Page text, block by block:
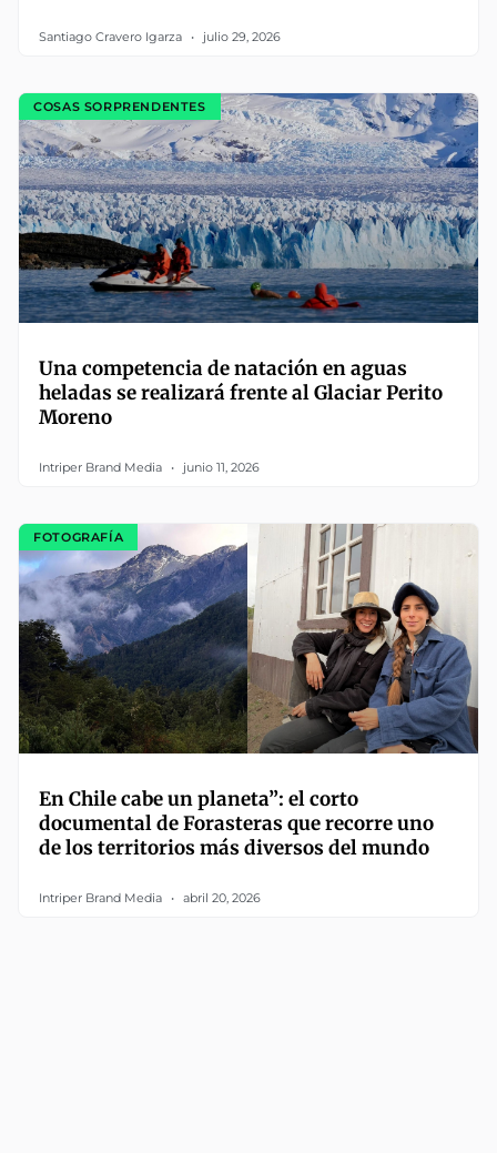
Santiago Cravero Igarza julio 29, 2026
COSAS SORPRENDENTES
Una competencia de natación en aguas
heladas se realizará frente al Glaciar Perito
Moreno
Intriper Brand Media junio 11, 2026
FOTOGRAFÍA
En Chile cabe un planeta”: el corto
documental de Forasteras que recorre uno
de los territorios más diversos del mundo
Intriper Brand Media abril 20, 2026